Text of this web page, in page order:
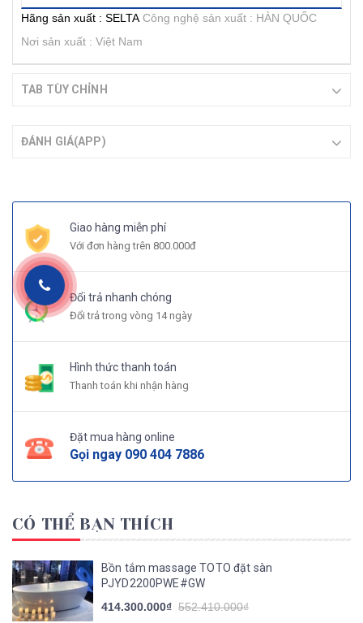
Hãng sản xuất : SELTA Công nghệ sản xuất : HÀN QUỐC
Nơi sản xuất : Việt Nam
TAB TÙY CHỈNH
ĐÁNH GIÁ(APP)
Giao hàng miễn phí
Với đơn hàng trên 800.000đ
Đổi trả nhanh chóng
Đổi trả trong vòng 14 ngày
Hình thức thanh toán
Thanh toán khi nhận hàng
Đặt mua hàng online
Gọi ngay 090 404 7886
CÓ THỂ BẠN THÍCH
Bồn tắm massage TOTO đặt sàn
PJYD2200PWE#GW
414.300.000₫ 552.410.000₫